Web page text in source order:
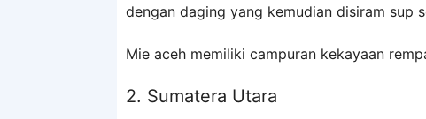
dengan daging yang kemudian disiram sup
Mie aceh memiliki campuran kekayaan
2. Sumatera Utara